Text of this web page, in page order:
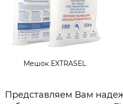
Мешок EXTRASEL
Представляем Вам